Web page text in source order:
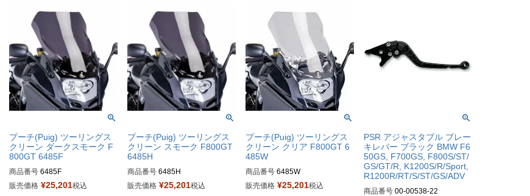
プーチ(Puig) ツーリングス
クリーン ダークスモーク F
800GT 6485F
商品番号 6485F
販売価格 ¥25,201税込
プーチ(Puig) ツーリングス
クリーン スモーク F800GT
6485H
商品番号 6485H
販売価格 ¥25,201税込
プーチ(Puig) ツーリングス
クリーン クリア F800GT 6
485W
商品番号 6485W
販売価格 ¥25,201税込
PSR アジャスタブル ブレー
キレバー ブラック BMW F6
50GS, F700GS, F800S/ST/
GS/GT/R, K1200S/R/Sport,
R1200R/RT/S/ST/GS/ADV
商品番号 00-00538-22